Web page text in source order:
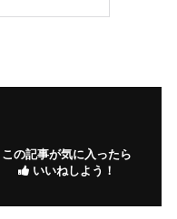
この記事が気に入ったら
いいねしよう！